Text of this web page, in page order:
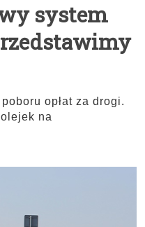
system
opłat za drogi.
na